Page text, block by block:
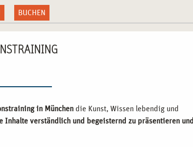
BUCHEN
in München die Kunst, Wissen lebendig und
Inhalte verständlich und begeisternd zu präsentieren und